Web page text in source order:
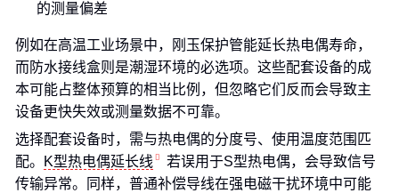
的测量偏差
例如在高温工业场景中，刚玉保护管能延长热电偶寿命，
而防水接线盒则是潮湿环境的必选项。这些配套设备的成
本可能占整体预算的相当比例，但忽略它们反而会导致主
设备更快失效或测量数据不可靠。
选择配套设备时，需与热电偶的分度号、使用温度范围匹
配。
K型热电偶延长线
若误用于S型热电偶，会导致信号
传输异常。同样，普通补偿导线在强电磁干扰环境中可能